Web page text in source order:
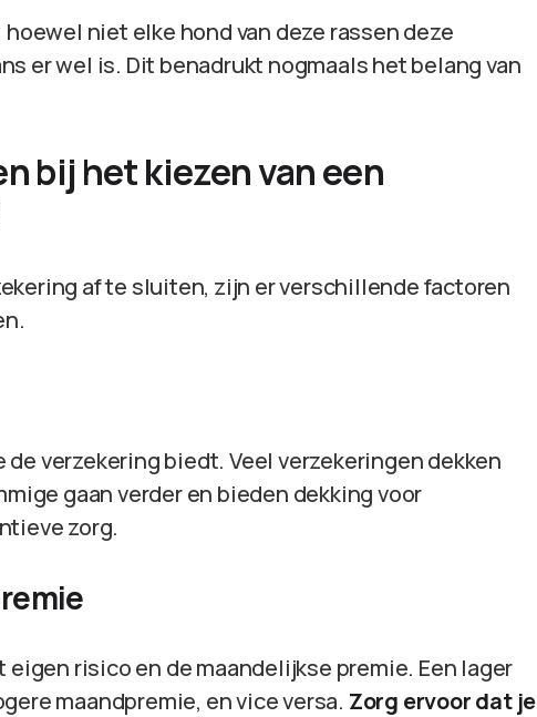
niet elke hond van deze rassen deze
er wel is. Dit benadrukt nogmaals het belang van
bij het kiezen van een
af te sluiten, zijn er verschillende factoren
verzekering biedt. Veel verzekeringen dekken
gaan verder en bieden dekking voor
zorg.
risico en de maandelijkse premie. Een lager
maandpremie, en vice versa. Zorg ervoor dat je